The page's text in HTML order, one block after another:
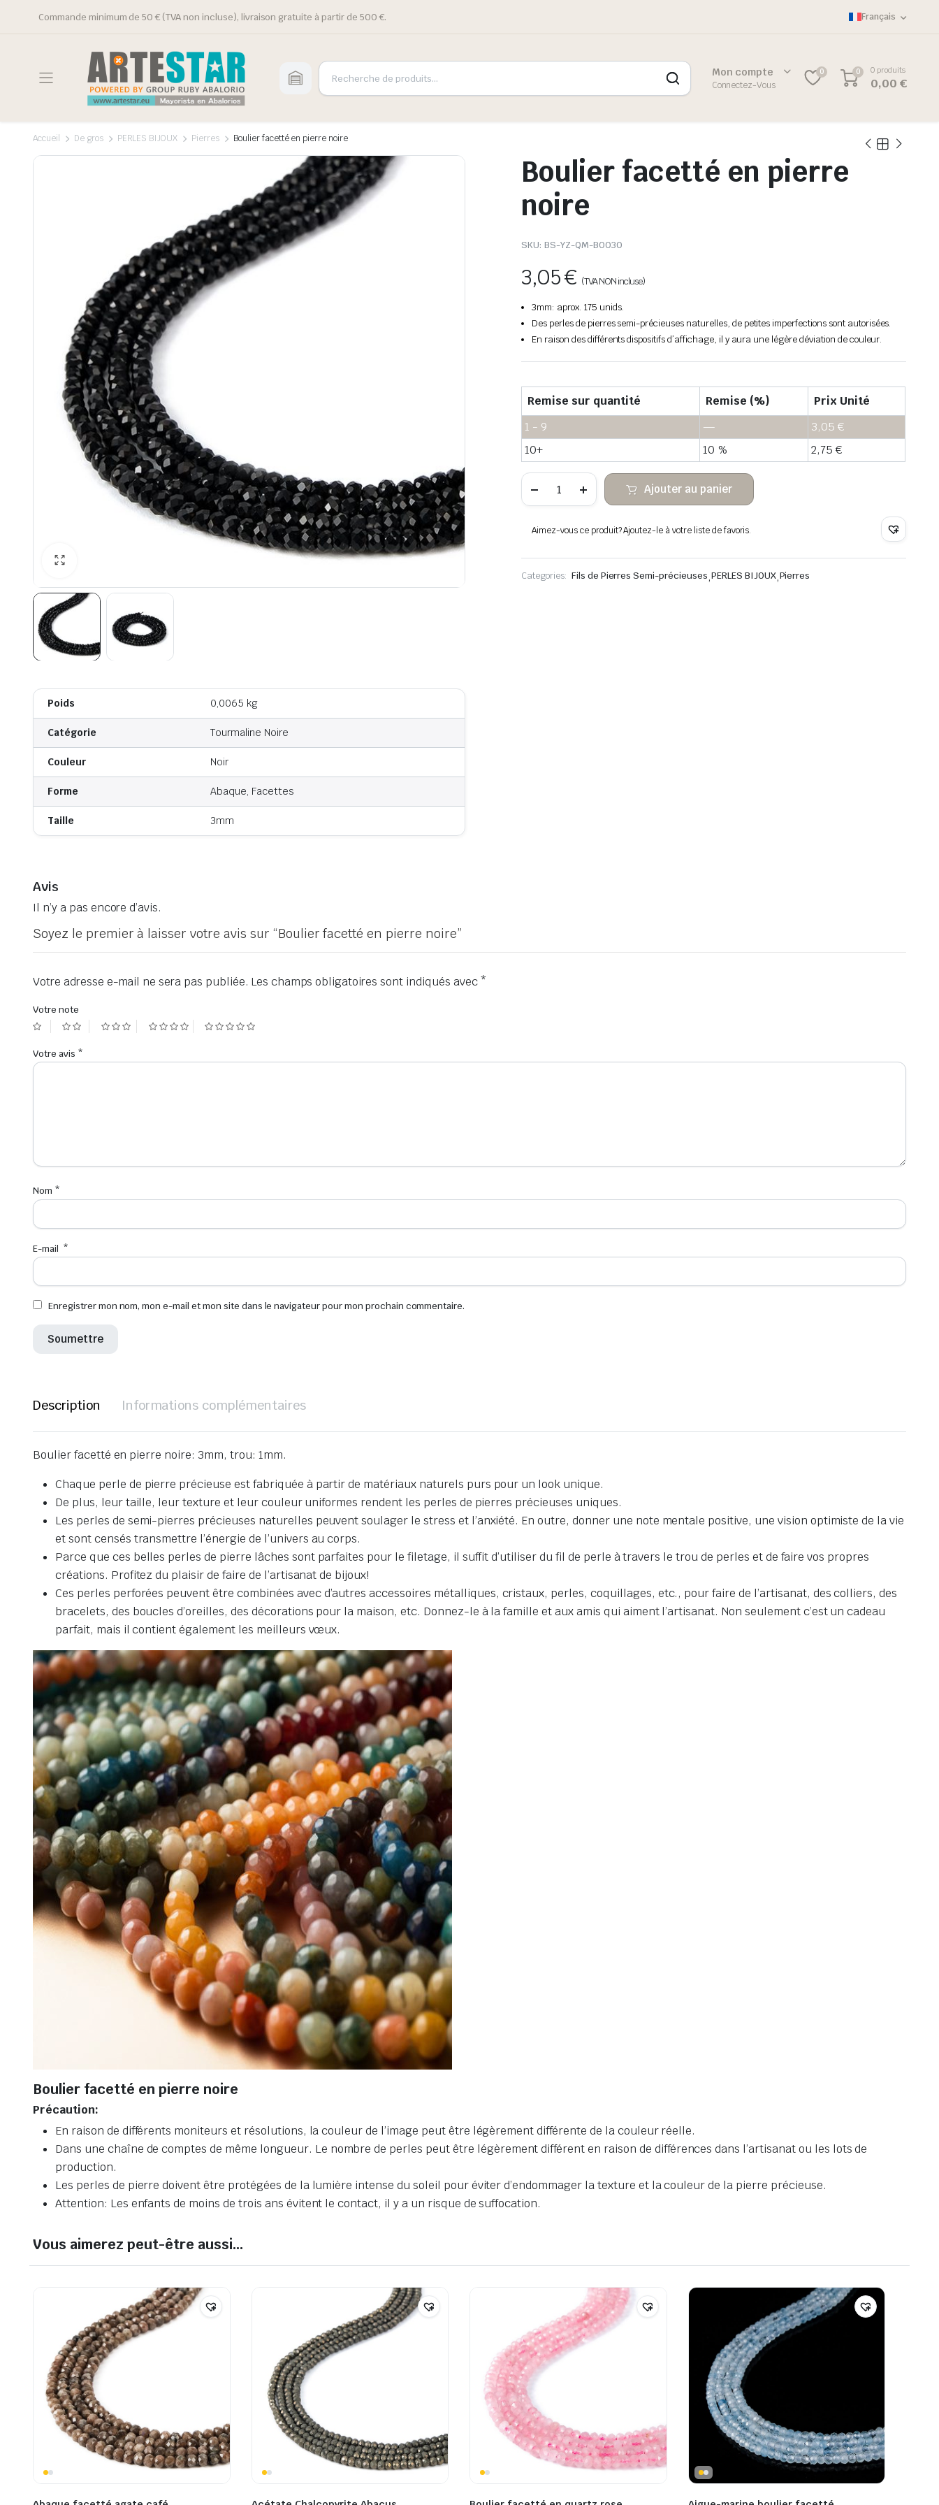
Commande minimum de 50 € (TVA non incluse), livraison gratuite à partir de 500 €. Français
Mon compte
Connectez-Vous
0 0 0 produits
0,00€
Accueil De gros PERLES BIJOUX Pierres Boulier facetté en pierre noire
Poids 0,0065 kg
Catégorie Tourmaline Noire
Couleur Noir
Forme Abaque, Facettes
Taille 3mm
Boulier facetté en pierre
noire
SKU: BS-YZ-QM-B0030
3,05€ (TVA NON incluse)
3mm: aprox. 175 unids.
Des perles de pierres semi-précieuses naturelles, de petites imperfections sont autorisées.
En raison des différents dispositifs d’affichage, il y aura une légère déviation de couleur.
Remise sur quantité Remise (%)
Prix Unité
1 - 9
— 3,05€
10+
10 % 2,75€
Boulier
en
Ajouter au panier
Aimez-vous ce produit? Ajoutez-le à votre liste de favoris.
Categories: Fils de Pierres Semi-précieuses,PERLES BIJOUX,Pierres
Avis
Il n’y a pas encore d’avis.
Soyez le premier à laisser votre avis sur “Boulier facetté en pierre noire”
Votre adresse e-mail ne sera pas publiée. Les champs obligatoires sont indiqués avec*
Votre note
Votre avis *
Nom *
E-mail *
Enregistrer mon nom, mon e-mail et mon site dans le navigateur pour mon prochain commentaire.
Description Informations complémentaires
Boulier facetté en pierre noire: 3mm, trou: 1mm.
Chaque perle de pierre précieuse est fabriquée à partir de matériaux naturels purs pour un look unique.
De plus, leur taille, leur texture et leur couleur uniformes rendent les perles de pierres précieuses uniques.
Les perles de semi-pierres précieuses naturelles peuvent soulager le stress et l’anxiété. En outre, donner une note mentale positive, une vision optimiste de la vie
et sont censés transmettre l’énergie de l’univers au corps.
Parce que ces belles perles de pierre lâches sont parfaites pour le filetage, il suffit d’utiliser du fil de perle à travers le trou de perles et de faire vos propres
créations. Profitez du plaisir de faire de l’artisanat de bijoux!
Ces perles perforées peuvent être combinées avec d’autres accessoires métalliques, cristaux, perles, coquillages, etc., pour faire de l’artisanat, des colliers, des
bracelets, des boucles d’oreilles, des décorations pour la maison, etc. Donnez-le à la famille et aux amis qui aiment l’artisanat. Non seulement c’est un cadeau
parfait, mais il contient également les meilleurs vœux.
Boulier facetté en pierre noire
Précaution:
En raison de différents moniteurs et résolutions, la couleur de l’image peut être légèrement différente de la couleur réelle.
Dans une chaîne de comptes de même longueur. Le nombre de perles peut être légèrement différent en raison de différences dans l’artisanat ou les lots de
production.
Les perles de pierre doivent être protégées de la lumière intense du soleil pour éviter d’endommager la texture et la couleur de la pierre précieuse.
Attention: Les enfants de moins de trois ans évitent le contact, il y a un risque de suffocation.
Vous aimerez peut-être aussi…